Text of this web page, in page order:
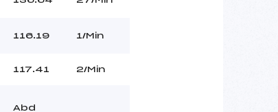
116.19 1/Min
117.41 2/Min
Abd